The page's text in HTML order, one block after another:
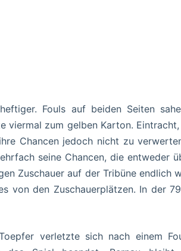
Fouls auf beiden Seiten
viermal zum gelben Karton.
Chancen jedoch nicht zu
seine Chancen, die entweder
Zuschauer auf der Tribüne endlich
von den Zuschauerplätzen. In der
verletzte sich nach einem